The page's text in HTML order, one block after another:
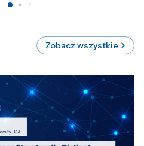
Zobacz wszystkie